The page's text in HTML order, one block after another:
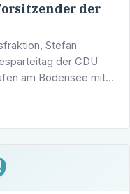
der
Stefan
der CDU
am Bodensee mit